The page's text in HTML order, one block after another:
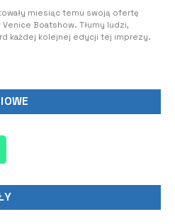
miesiąc temu swoją ofertę
Boatshow. Tłumy ludzi,
każdej kolejnej edycji tej imprezy.